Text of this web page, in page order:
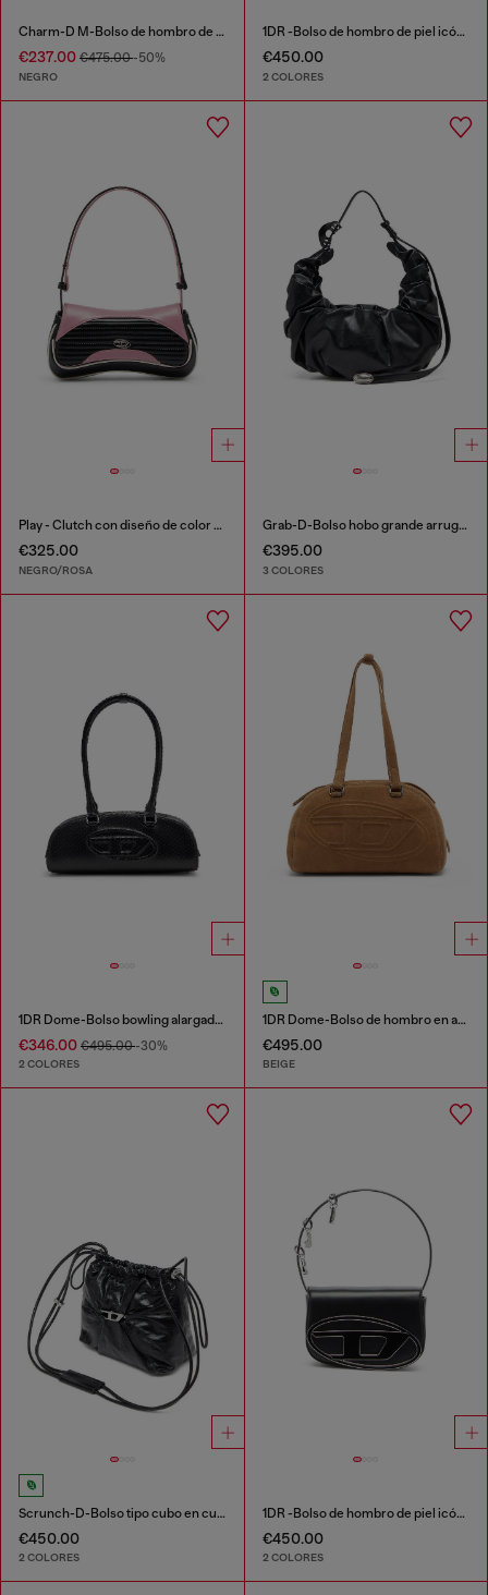
Charm-D M-Bolso de hombro de denim acolchado
€237.00 €475.00-50%
NEGRO
1DR -Bolso de hombro de piel icónico con charms en el asa
€450.00
2 COLORES
Play - Clutch con diseño de color block
€325.00
NEGRO/ROSA
Grab-D-Bolso hobo grande arrugado
€395.00
3 COLORES
1DR Dome-Bolso bowling alargado en piel efecto serpiente
€346.00 €495.00-30%
2 COLORES
1DR Dome-Bolso de hombro en ante con Logo Oval D
€495.00
BEIGE
Scrunch-D-Bolso tipo cubo en cuero arrugado y brillante
€450.00
2 COLORES
1DR -Bolso de hombro de piel icónico con charms en el asa
€450.00
2 COLORES